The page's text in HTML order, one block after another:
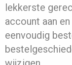
lekkerste
account aan
eenvoudig